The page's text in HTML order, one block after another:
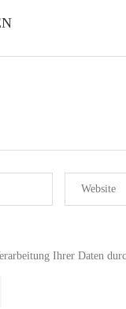
Ihrer Daten